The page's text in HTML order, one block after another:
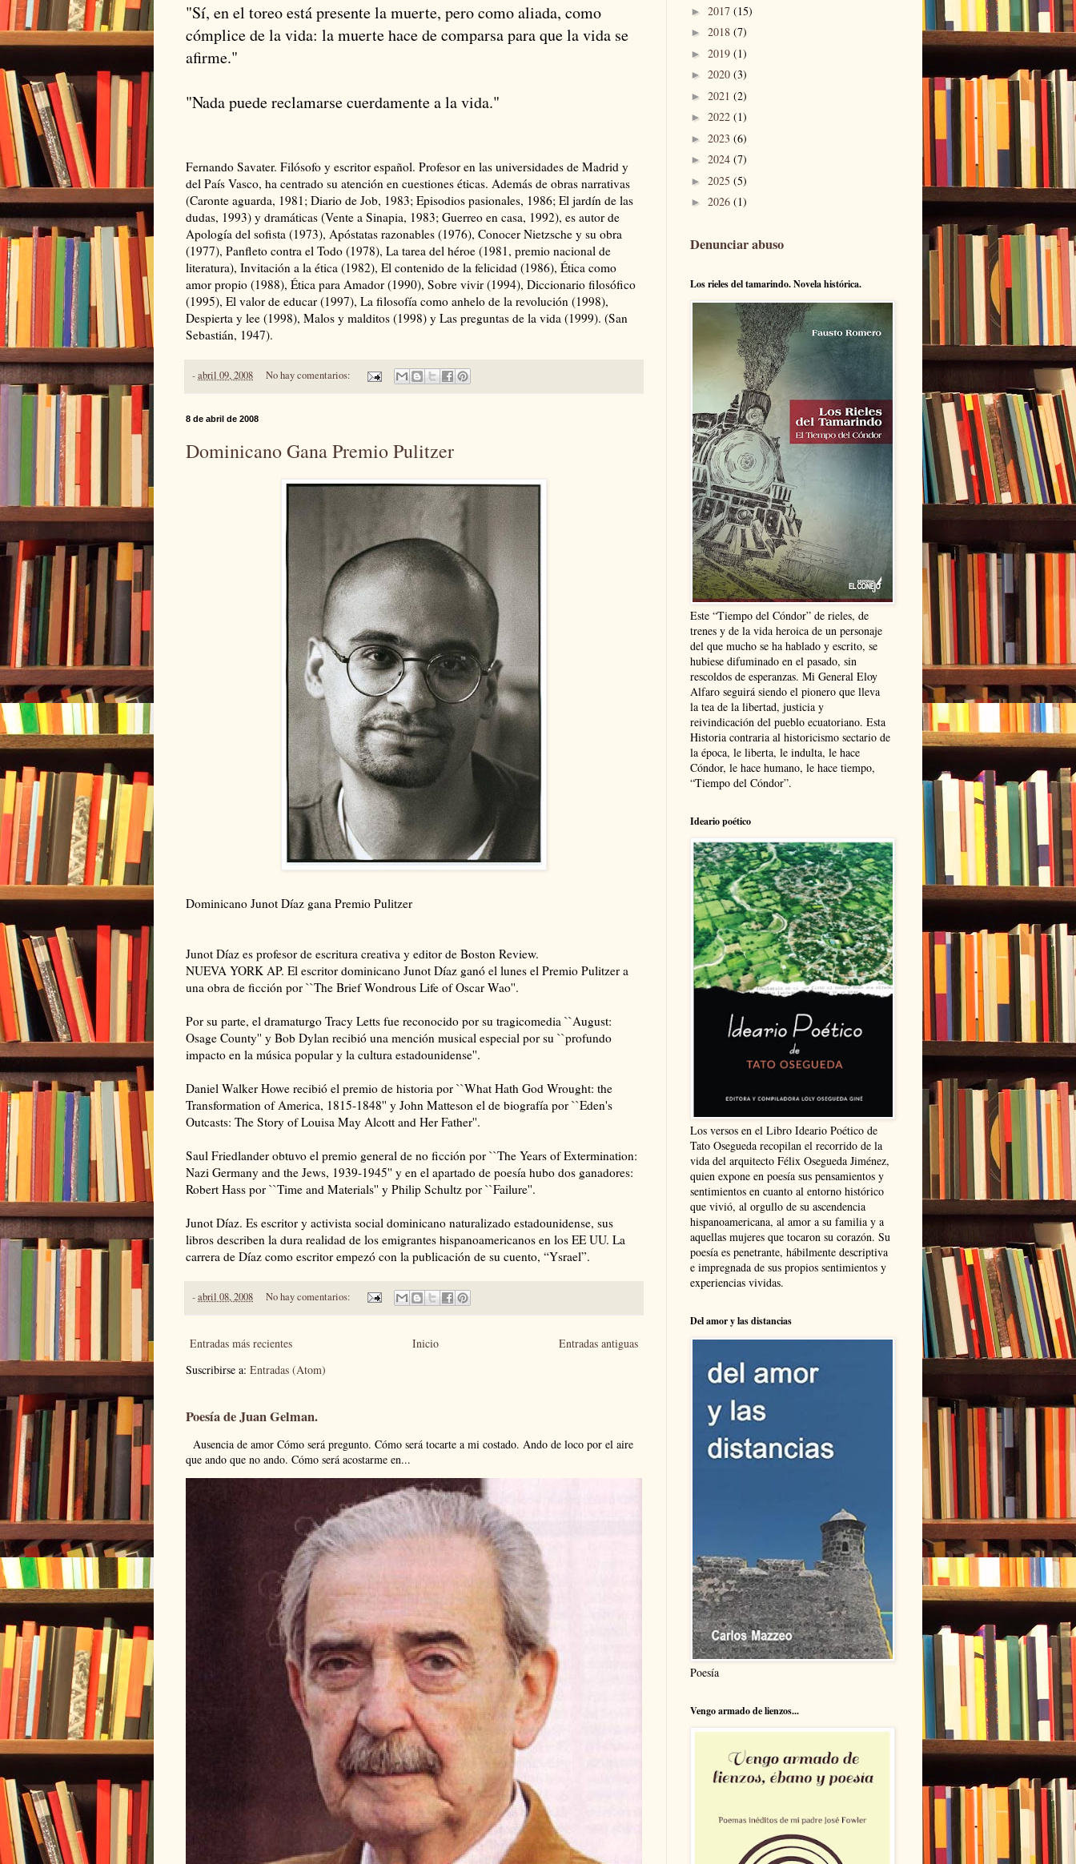
"Sí, en el toreo está presente la muerte, pero como aliada, como
cómplice de la vida: la muerte hace de comparsa para que la vida se
afirme."
"Nada puede reclamarse cuerdamente a la vida."
Fernando Savater. Filósofo y escritor español. Profesor en las universidades de Madrid y
del País Vasco, ha centrado su atención en cuestiones éticas. Además de obras narrativas
(Caronte aguarda, 1981; Diario de Job, 1983; Episodios pasionales, 1986; El jardín de las
dudas, 1993) y dramáticas (Vente a Sinapia, 1983; Guerreo en casa, 1992), es autor de
Apología del sofista (1973), Apóstatas razonables (1976), Conocer Nietzsche y su obra
(1977), Panfleto contra el Todo (1978), La tarea del héroe (1981, premio nacional de
literatura), Invitación a la ética (1982), El contenido de la felicidad (1986), Ética como
amor propio (1988), Ética para Amador (1990), Sobre vivir (1994), Diccionario filosófico
(1995), El valor de educar (1997), La filosofía como anhelo de la revolución (1998),
Despierta y lee (1998), Malos y malditos (1998) y Las preguntas de la vida (1999). (San
Sebastián, 1947).
-abril 09, 2008 No hay comentarios:
8 de abril de 2008
Dominicano Gana Premio Pulitzer
Dominicano Junot Díaz gana Premio Pulitzer
Junot Díaz es profesor de escritura creativa y editor de Boston Review.
NUEVA YORK AP. El escritor dominicano Junot Díaz ganó el lunes el Premio Pulitzer a
una obra de ficción por ``The Brief Wondrous Life of Oscar Wao''.
Por su parte, el dramaturgo Tracy Letts fue reconocido por su tragicomedia ``August:
Osage County'' y Bob Dylan recibió una mención musical especial por su ``profundo
impacto en la música popular y la cultura estadounidense''.
Daniel Walker Howe recibió el premio de historia por ``What Hath God Wrought: the
Transformation of America, 1815-1848'' y John Matteson el de biografía por ``Eden's
Outcasts: The Story of Louisa May Alcott and Her Father''.
Saul Friedlander obtuvo el premio general de no ficción por ``The Years of Extermination:
Nazi Germany and the Jews, 1939-1945'' y en el apartado de poesía hubo dos ganadores:
Robert Hass por ``Time and Materials'' y Philip Schultz por ``Failure''.
Junot Díaz. Es escritor y activista social dominicano naturalizado estadounidense, sus
libros describen la dura realidad de los emigrantes hispanoamericanos en los EE UU. La
carrera de Díaz como escritor empezó con la publicación de su cuento, “Ysrael”.
-abril 08, 2008 No hay comentarios:
Entradas más recientes Entradas antiguas
Inicio
Suscribirse a: Entradas (Atom)
Poesía de Juan Gelman.
Ausencia de amor Cómo será pregunto. Cómo será tocarte a mi costado. Ando de loco por el aire
que ando que no ando. Cómo será acostarme en...
► 2017 (15)
► 2018 (7)
► 2019 (1)
► 2020 (3)
► 2021 (2)
► 2022 (1)
► 2023 (6)
► 2024 (7)
► 2025 (5)
► 2026 (1)
Denunciar abuso
Los rieles del tamarindo. Novela histórica.
Este “Tiempo del Cóndor” de rieles, de
trenes y de la vida heroica de un personaje
del que mucho se ha hablado y escrito, se
hubiese difuminado en el pasado, sin
rescoldos de esperanzas. Mi General Eloy
Alfaro seguirá siendo el pionero que lleva
la tea de la libertad, justicia y
reivindicación del pueblo ecuatoriano. Esta
Historia contraria al historicismo sectario de
la época, le liberta, le indulta, le hace
Cóndor, le hace humano, le hace tiempo,
“Tiempo del Cóndor”.
Ideario poético
Los versos en el Libro Ideario Poético de
Tato Osegueda recopilan el recorrido de la
vida del arquitecto Félix Osegueda Jiménez,
quien expone en poesía sus pensamientos y
sentimientos en cuanto al entorno histórico
que vivió, al orgullo de su ascendencia
hispanoamericana, al amor a su familia y a
aquellas mujeres que tocaron su corazón. Su
poesía es penetrante, hábilmente descriptiva
e impregnada de sus propios sentimientos y
experiencias vividas.
Del amor y las distancias
Poesía
Vengo armado de lienzos...